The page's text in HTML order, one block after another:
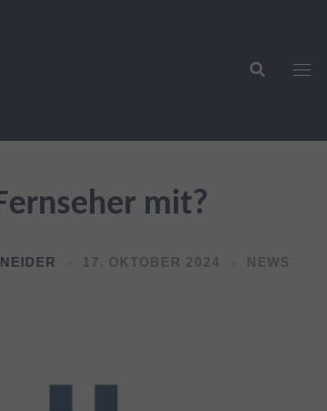
Suche
mit?
17. OKTOBER 2024 NEWS